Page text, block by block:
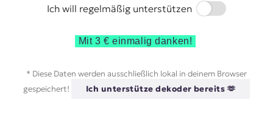
Ich will regelmäßig unterstützen
Switch
Mit 3 € einmalig danken!
* Diese Daten werden ausschließlich lokal in deinem Browser
gespeichert!
Ich unterstütze dekoder bereits 🫶